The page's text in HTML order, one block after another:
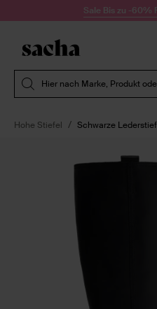
Zum Inhalt springenSale Bis zu -60%
Hier nach Marke, Produkt
Hohe Stiefel Schwarze